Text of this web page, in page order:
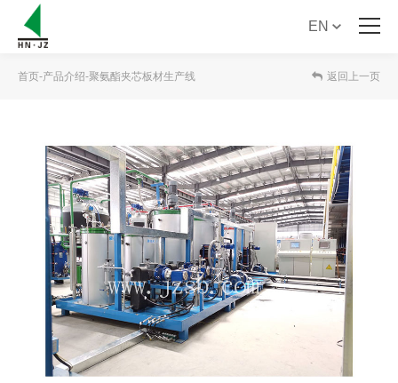
首 页
产品介绍
产品手册下载
新闻资讯
服务支持
联系我们
EN
首页-产品介绍-聚氨酯夹芯板材生产线 返回上一页